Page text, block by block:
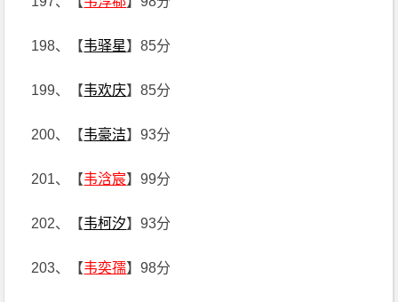
198、【韦驿星】85分
199、【韦欢庆】85分
200、【韦豪洁】93分
201、【韦浛宸】99分
202、【韦柯汐】93分
203、【韦奕孺】98分